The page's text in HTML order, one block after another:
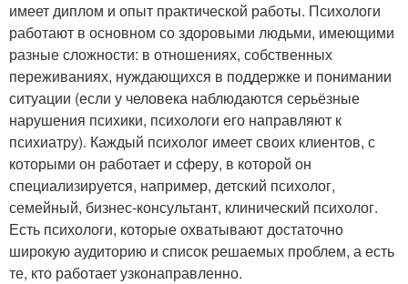
имеет диплом и опыт практической работы. Психологи
работают в основном со здоровыми людьми, имеющими
разные сложности: в отношениях, собственных
переживаниях, нуждающихся в поддержке и понимании
ситуации (если у человека наблюдаются серьёзные
нарушения психики, психологи его направляют к
психиатру). Каждый психолог имеет своих клиентов, с
которыми он работает и сферу, в которой он
специализируется, например, детский психолог,
семейный, бизнес-консультант, клинический психолог.
Есть психологи, которые охватывают достаточно
широкую аудиторию и список решаемых проблем, а есть
те, кто работает узконаправленно.